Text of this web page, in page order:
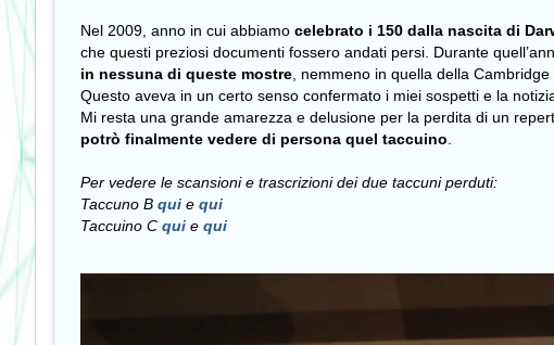
Nel 2009, anno in cui abbiamo celebrato i 150 dalla nascita di
che questi preziosi documenti fossero andati persi. Durante
in nessuna di queste mostre , nemmeno in quella della
Questo aveva in un certo senso confermato i miei sospetti e la
Mi resta una grande amarezza e delusione per la perdita di un
potrò finalmente vedere di persona quel taccuino
Per vedere le scansioni e trascrizioni dei due taccuni perduti:
Taccuno B qui e qui
Taccuino C qui e qui